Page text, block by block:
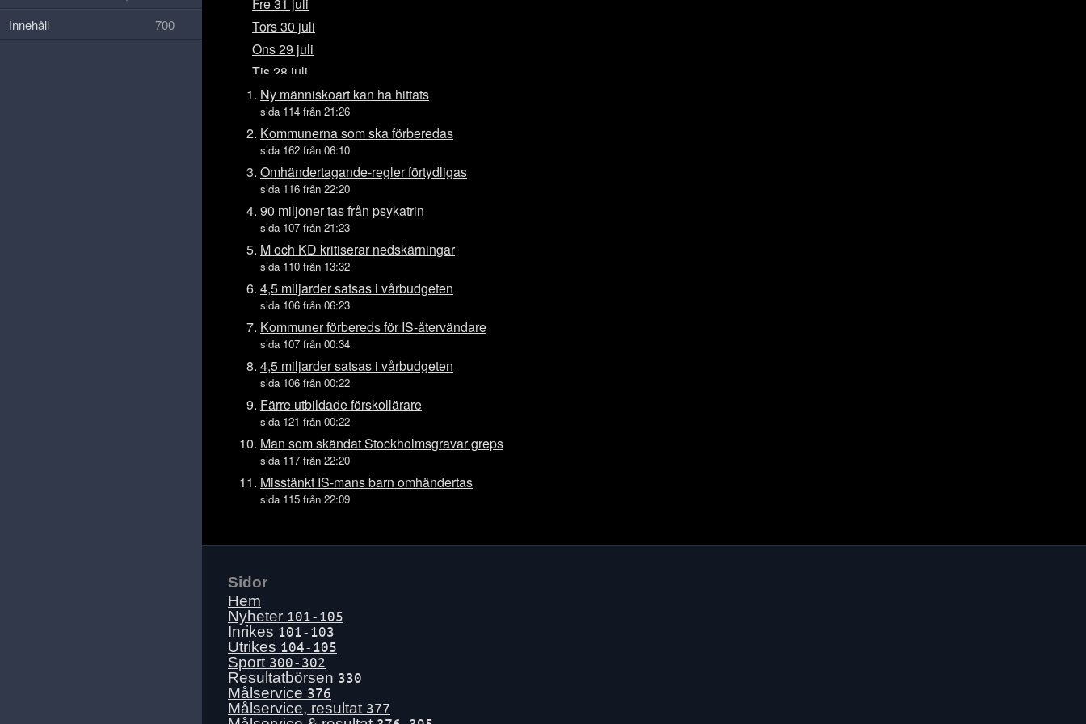
Fre 31 juli
Tors 30 juli
Ons 29 juli
Tis 28 juli
Mån 27 juli
Sön 26 juli
Lör 25 juli
Tors 23 juli
Ons 22 juli
Tis 21 juli
Mån 20 juli
Sön 19 juli
Lör 18 juli
Fre 17 juli
Tors 16 juli
Ons 15 juli
Tis 14 juli
Mån 13 juli
Lör 11 juli
Fre 10 juli
Tors 9 juli
Tis 7 juli
Sön 5 juli
Lör 4 juli
Fre 3 juli
Tors 2 juli
Ons 1 juli
Tis 30 juni
Ny människoart kan ha hittats
sida 114 från 21:26
Kommunerna som ska förberedas
sida 162 från 06:10
Omhändertagande-regler förtydligas
sida 116 från 22:20
90 miljoner tas från psykatrin
sida 107 från 21:23
M och KD kritiserar nedskärningar
sida 110 från 13:32
4,5 miljarder satsas i vårbudgeten
sida 106 från 06:23
Kommuner förbereds för IS-återvändare
sida 107 från 00:34
4,5 miljarder satsas i vårbudgeten
sida 106 från 00:22
Färre utbildade förskollärare
sida 121 från 00:22
Man som skändat Stockholmsgravar greps
sida 117 från 22:20
Misstänkt IS-mans barn omhändertas
sida 115 från 22:09
Sidor
Hem
Nyheter 101-105
Inrikes 101-103
Utrikes 104-105
Sport 300-302
Resultatbörsen 330
Målservice 376
Målservice, resultat 377
Innehåll
700